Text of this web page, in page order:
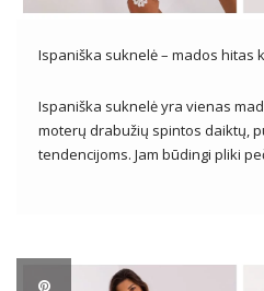
Ispaniška suknelė – mados hitas
Ispaniška suknelė yra vienas
moterų drabužių spintos daiktų,
tendencijoms. Jam būdingi pliki